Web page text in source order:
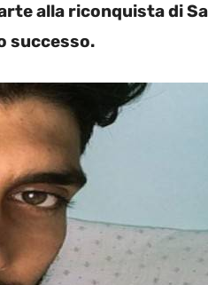
alla riconquista di
successo.